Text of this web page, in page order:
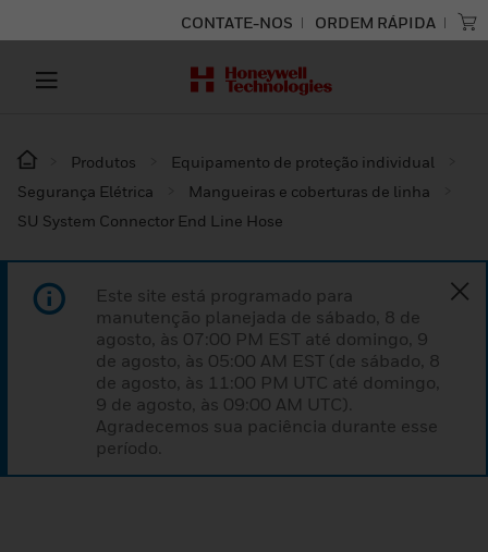
CONTATE-NOS ORDEM RÁPIDA
Produtos
Equipamento de proteção individual
Segurança Elétrica
Mangueiras e coberturas de linha
SU System Connector End Line Hose
Este site está programado para
manutenção planejada de sábado, 8 de
agosto, às 07:00 PM EST até domingo, 9
de agosto, às 05:00 AM EST (de sábado, 8
de agosto, às 11:00 PM UTC até domingo,
9 de agosto, às 09:00 AM UTC).
Agradecemos sua paciência durante esse
período.